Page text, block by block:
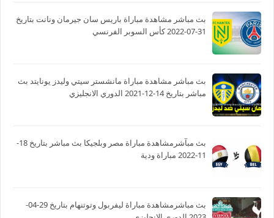
بث مباشر مشاهدة مباراة باريس سان جيرمان ونانت بتاريخ
31-07-2022 كأس السوبر الفرنسي
بث مباشر مشاهدة مباراة مانشستر سيتي وليدز يونايتد بث
مباشر بتاريخ 14-12-2021 الدوري الانجليزي
بث مبآشرمشاهدة مباراة مصر وبلجيكا بث مباشر بتاريخ 18-
11-2022 مباراة ودية
بث مباشرمشاهدة مباراة ليفربول وتوتنهام بتاريخ 29-04-